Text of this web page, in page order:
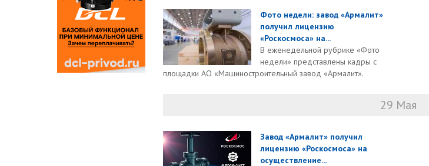
Фото недели: завод «Армалит»
получил лицензию
«Роскосмоса» на...
В еженедельной рубрике «Фото
недели» представлены кадры с
площадки АО «Машиностроительный завод «Армалит».
29 Мая
Завод «Армалит» получил
лицензию «Роскосмоса» на
осуществление...